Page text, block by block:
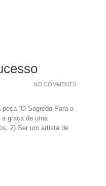
NO COMMENTS
“O Segredo Para o
a graça de uma
2) Ser um artista de